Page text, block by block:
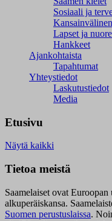
Sosiaali ja
Lapset ja
Hankkeet
Ajankohtaista
Tapahtumat
Yhteystiedot
Laskutustiedot
Media
Etusivu
Näytä kaikki
Tietoa meistä
Saamelaiset ovat
alkuperäiskansa.
Suomen perustuslaissa.